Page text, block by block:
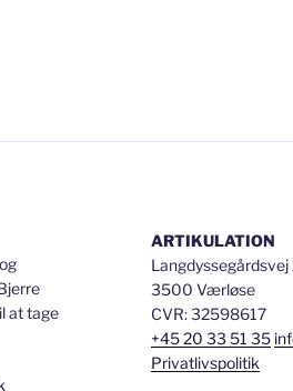
at tage
ARTIKULATION
Langdyssegårdsvej
3500 Værløse
CVR: 32598617
+45 20 33 51 35
Privatlivspolitik